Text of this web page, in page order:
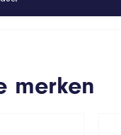
merken